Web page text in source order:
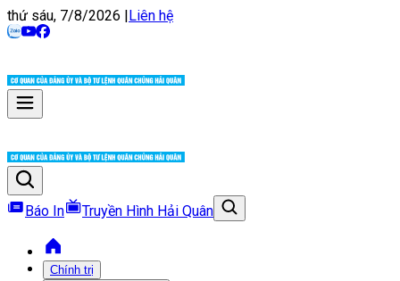
thứ sáu, 7/8/2026 |Liên hệ
Báo In Truyền Hình Hải Quân
Chính trị